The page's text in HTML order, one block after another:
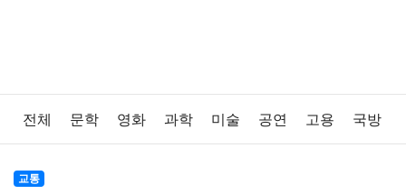
전체 문학 영화 과학 미술 공연 고용 국방
법률
교통